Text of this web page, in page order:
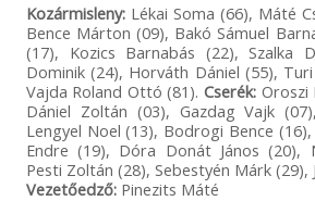
Kozármisleny:Lékai Soma (66), Máté
Bence Márton (09), Bakó Sámuel
(17), Kozics Barnabás (22), Szalka
Dominik (24), Horváth Dániel (55),
Vajda Roland Ottó (81). Cserék: Oroszi
Dániel Zoltán (03), Gazdag Vajk
Lengyel Noel (13), Bodrogi Bence
Endre (19), Dóra Donát János (20),
Pesti Zoltán (28), Sebestyén Márk (29),
Vezetőedző:Pinezits Máté